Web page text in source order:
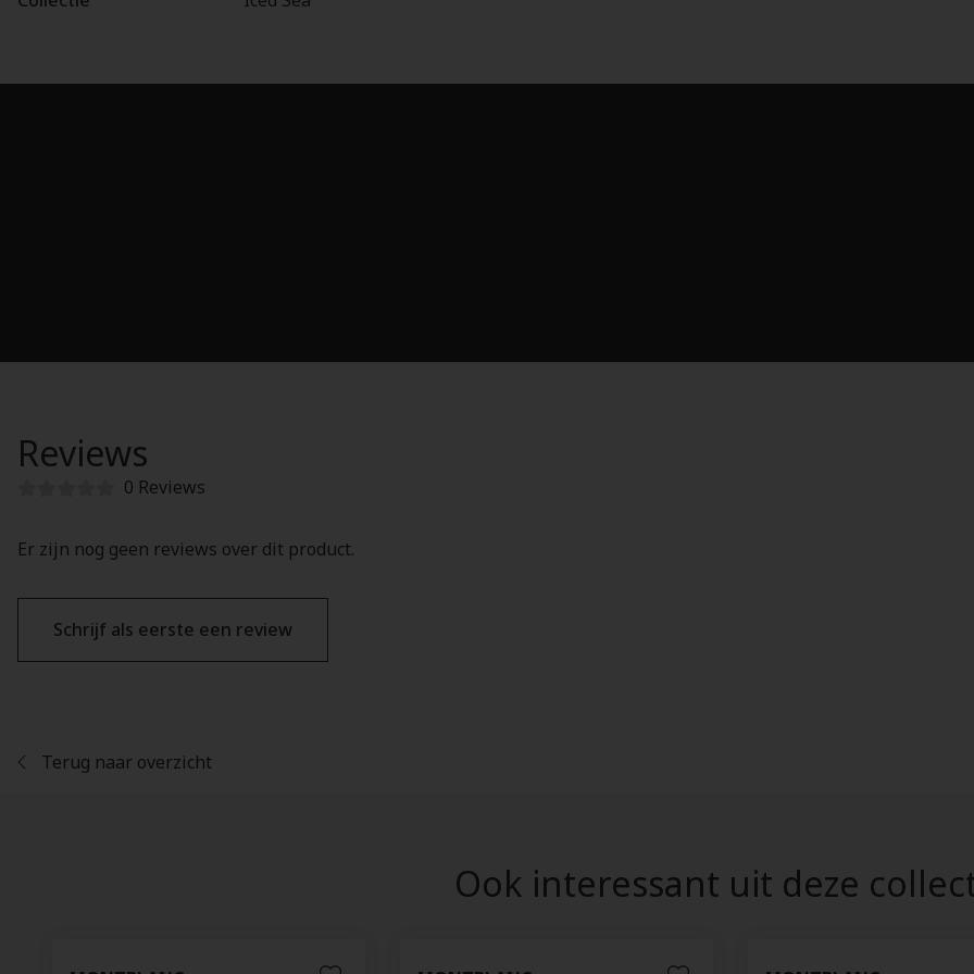
Reviews
0 Reviews
Er zijn nog geen reviews over dit product.
Schrijf als eerste een review
Terug naar overzicht
Ook interessant uit deze